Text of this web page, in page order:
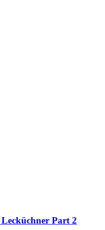
Part 2